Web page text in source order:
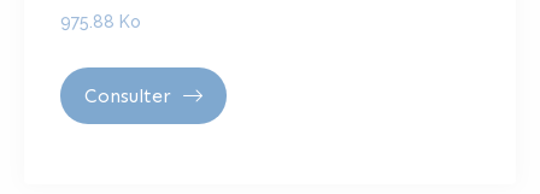
975.88 Ko
Consulter